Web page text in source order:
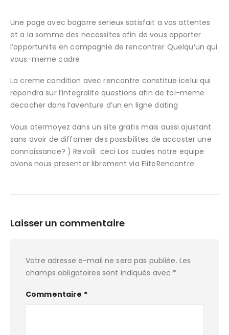
Une page avec bagarre serieux satisfait a vos attentes
et a la somme des necessites afin de vous apporter
l’opportunite en compagnie de rencontrer Quelqu’un qui
vous-meme cadre
La creme condition avec rencontre constitue icelui qui
repondra sur l’integralite questions afin de toi-meme
decocher dans l’aventure d’un en ligne dating
Vous atermoyez dans un site gratis mais aussi ajustant
sans avoir de diffamer des possibilites de accoster une
connaissance? ) Revoili ceci Los cuales notre equipe
avons nous presenter librement via EliteRencontre
Laisser un commentaire
Votre adresse e-mail ne sera pas publiée. Les
champs obligatoires sont indiqués avec *
Commentaire *